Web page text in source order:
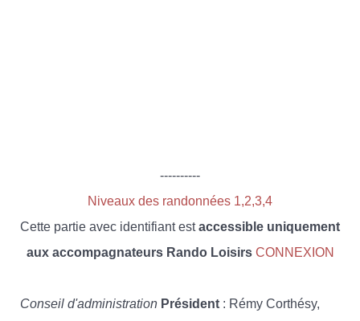
----------
Niveaux des randonnées 1,2,3,4
Cette partie avec identifiant estaccessible uniquement
aux accompagnateurs Rando Loisirs CONNEXION
Conseil d'administration Président : Rémy Corthésy,